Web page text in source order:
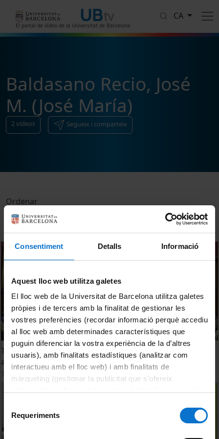
Consentiment Detalls Informació
Aquest lloc web utilitza galetes
El lloc web de la Universitat de Barcelona utilitza galetes
pròpies i de tercers amb la finalitat de gestionar les
vostres preferències (recordar informació perquè accediu
al lloc web amb determinades característiques que
puguin diferenciar la vostra experiència de la d’altres
usuaris), amb finalitats estadístiques (analitzar com
interactueu amb el lloc web) i amb finalitats de
màrqueting (gestionar la publicitat que s’ofereix
consultar laPolítica de galetes del lloc web de la
consentiment
Requeriments
El portal de vídeo de la Universitat de Barcelona
CA
Baldasano Recio, José
M. (José María)
2 vídeos Segueix i comparteix
Ordenar
Taula rodona: Energia verda i energies verdes transitòries
a Catalunya a debat